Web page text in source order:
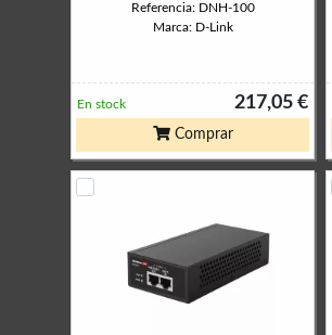
Referencia: DNH-100
Marca: D-Link
217,05 €
En stock
Comprar